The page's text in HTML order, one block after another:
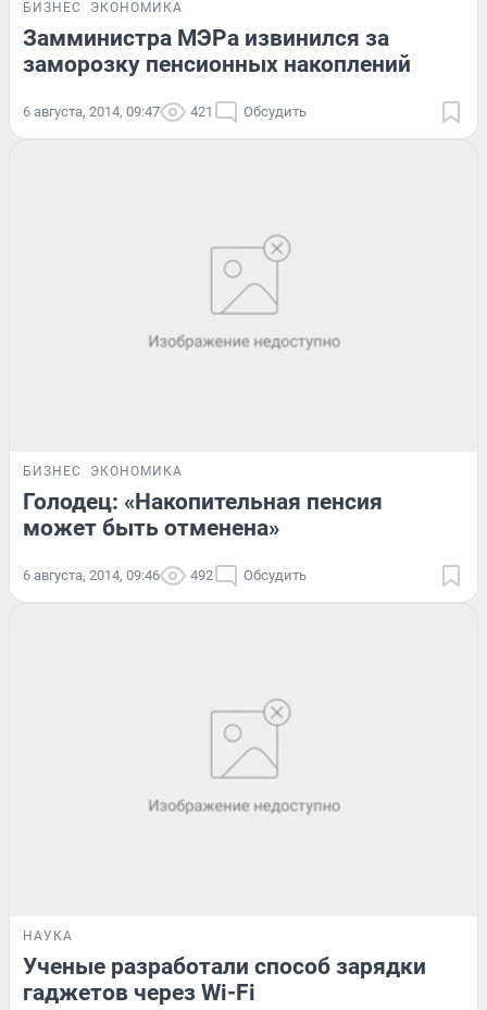
БИЗНЕС ЭКОНОМИКА
Замминистра МЭРа извинился за
заморозку пенсионных накоплений
6 августа, 2014, 09:47 421 Обсудить
БИЗНЕС ЭКОНОМИКА
Голодец: «Накопительная пенсия
может быть отменена»
6 августа, 2014, 09:46 492 Обсудить
НАУКА
Ученые разработали способ зарядки
гаджетов через Wi-Fi